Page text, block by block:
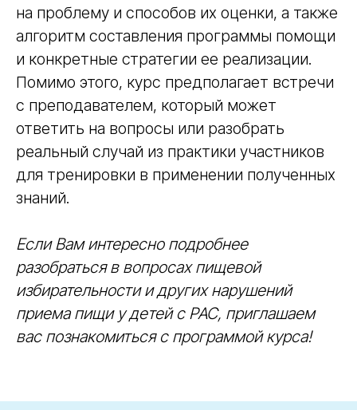
на проблему и способов их оценки, а также
алгоритм составления программы помощи
и конкретные стратегии ее реализации.
Помимо этого, курс предполагает встречи
с преподавателем, который может
ответить на вопросы или разобрать
реальный случай из практики участников
для тренировки в применении полученных
знаний.
Если Вам интересно подробнее
разобраться в вопросах пищевой
избирательности и других нарушений
приема пищи у детей с РАС, приглашаем
вас познакомиться с программой курса!